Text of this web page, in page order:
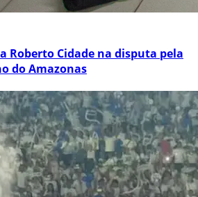
Roberto Cidade na disputa pela
do Amazonas